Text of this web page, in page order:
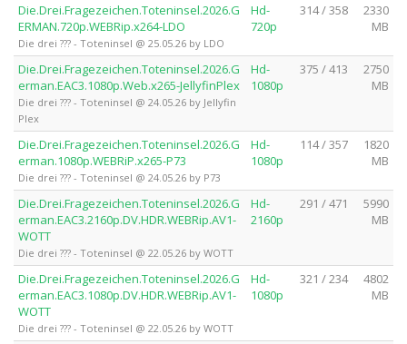
Die.Drei.Fragezeichen.Toteninsel.2026.G
ERMAN.720p.WEBRip.x264-LDO
Die drei ??? - Toteninsel @ 25.05.26 by LDO
Hd-
720p
314 / 358
2330
MB
Die.Drei.Fragezeichen.Toteninsel.2026.G
erman.EAC3.1080p.Web.x265-JellyfinPlex
Die drei ??? - Toteninsel @ 24.05.26 by Jellyfin
Plex
Hd-
1080p
375 / 413
2750
MB
Die.Drei.Fragezeichen.Toteninsel.2026.G
erman.1080p.WEBRiP.x265-P73
Die drei ??? - Toteninsel @ 24.05.26 by P73
Hd-
1080p
114 / 357
1820
MB
Die.Drei.Fragezeichen.Toteninsel.2026.G
erman.EAC3.2160p.DV.HDR.WEBRip.AV1-
WOTT
Die drei ??? - Toteninsel @ 22.05.26 by WOTT
Hd-
2160p
291 / 471
5990
MB
Die.Drei.Fragezeichen.Toteninsel.2026.G
erman.EAC3.1080p.DV.HDR.WEBRip.AV1-
WOTT
Die drei ??? - Toteninsel @ 22.05.26 by WOTT
Hd-
1080p
321 / 234
4802
MB